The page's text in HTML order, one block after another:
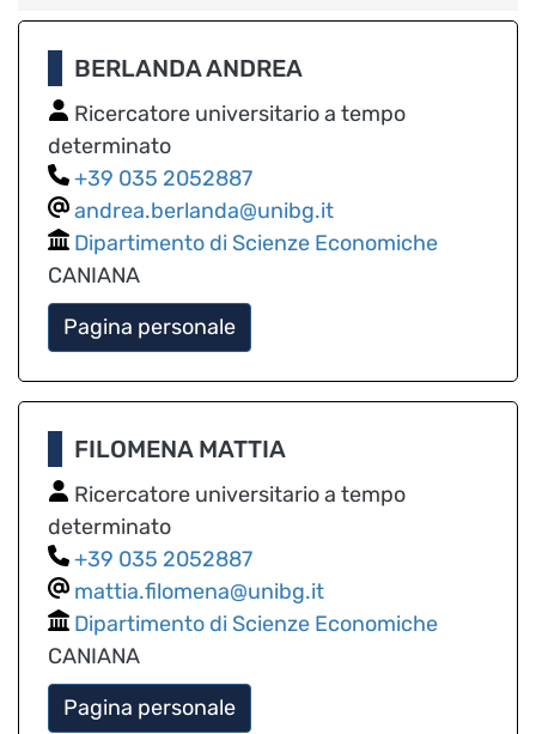
BERLANDA ANDREA
Ricercatore universitario a tempo
determinato
035 2052887
andrea.berlanda@unibg.it
Dipartimento di Scienze Economiche
CANIANA
Pagina personale
FILOMENA MATTIA
Ricercatore universitario a tempo
determinato
035 2052887
mattia.filomena@unibg.it
Dipartimento di Scienze Economiche
CANIANA
Pagina personale